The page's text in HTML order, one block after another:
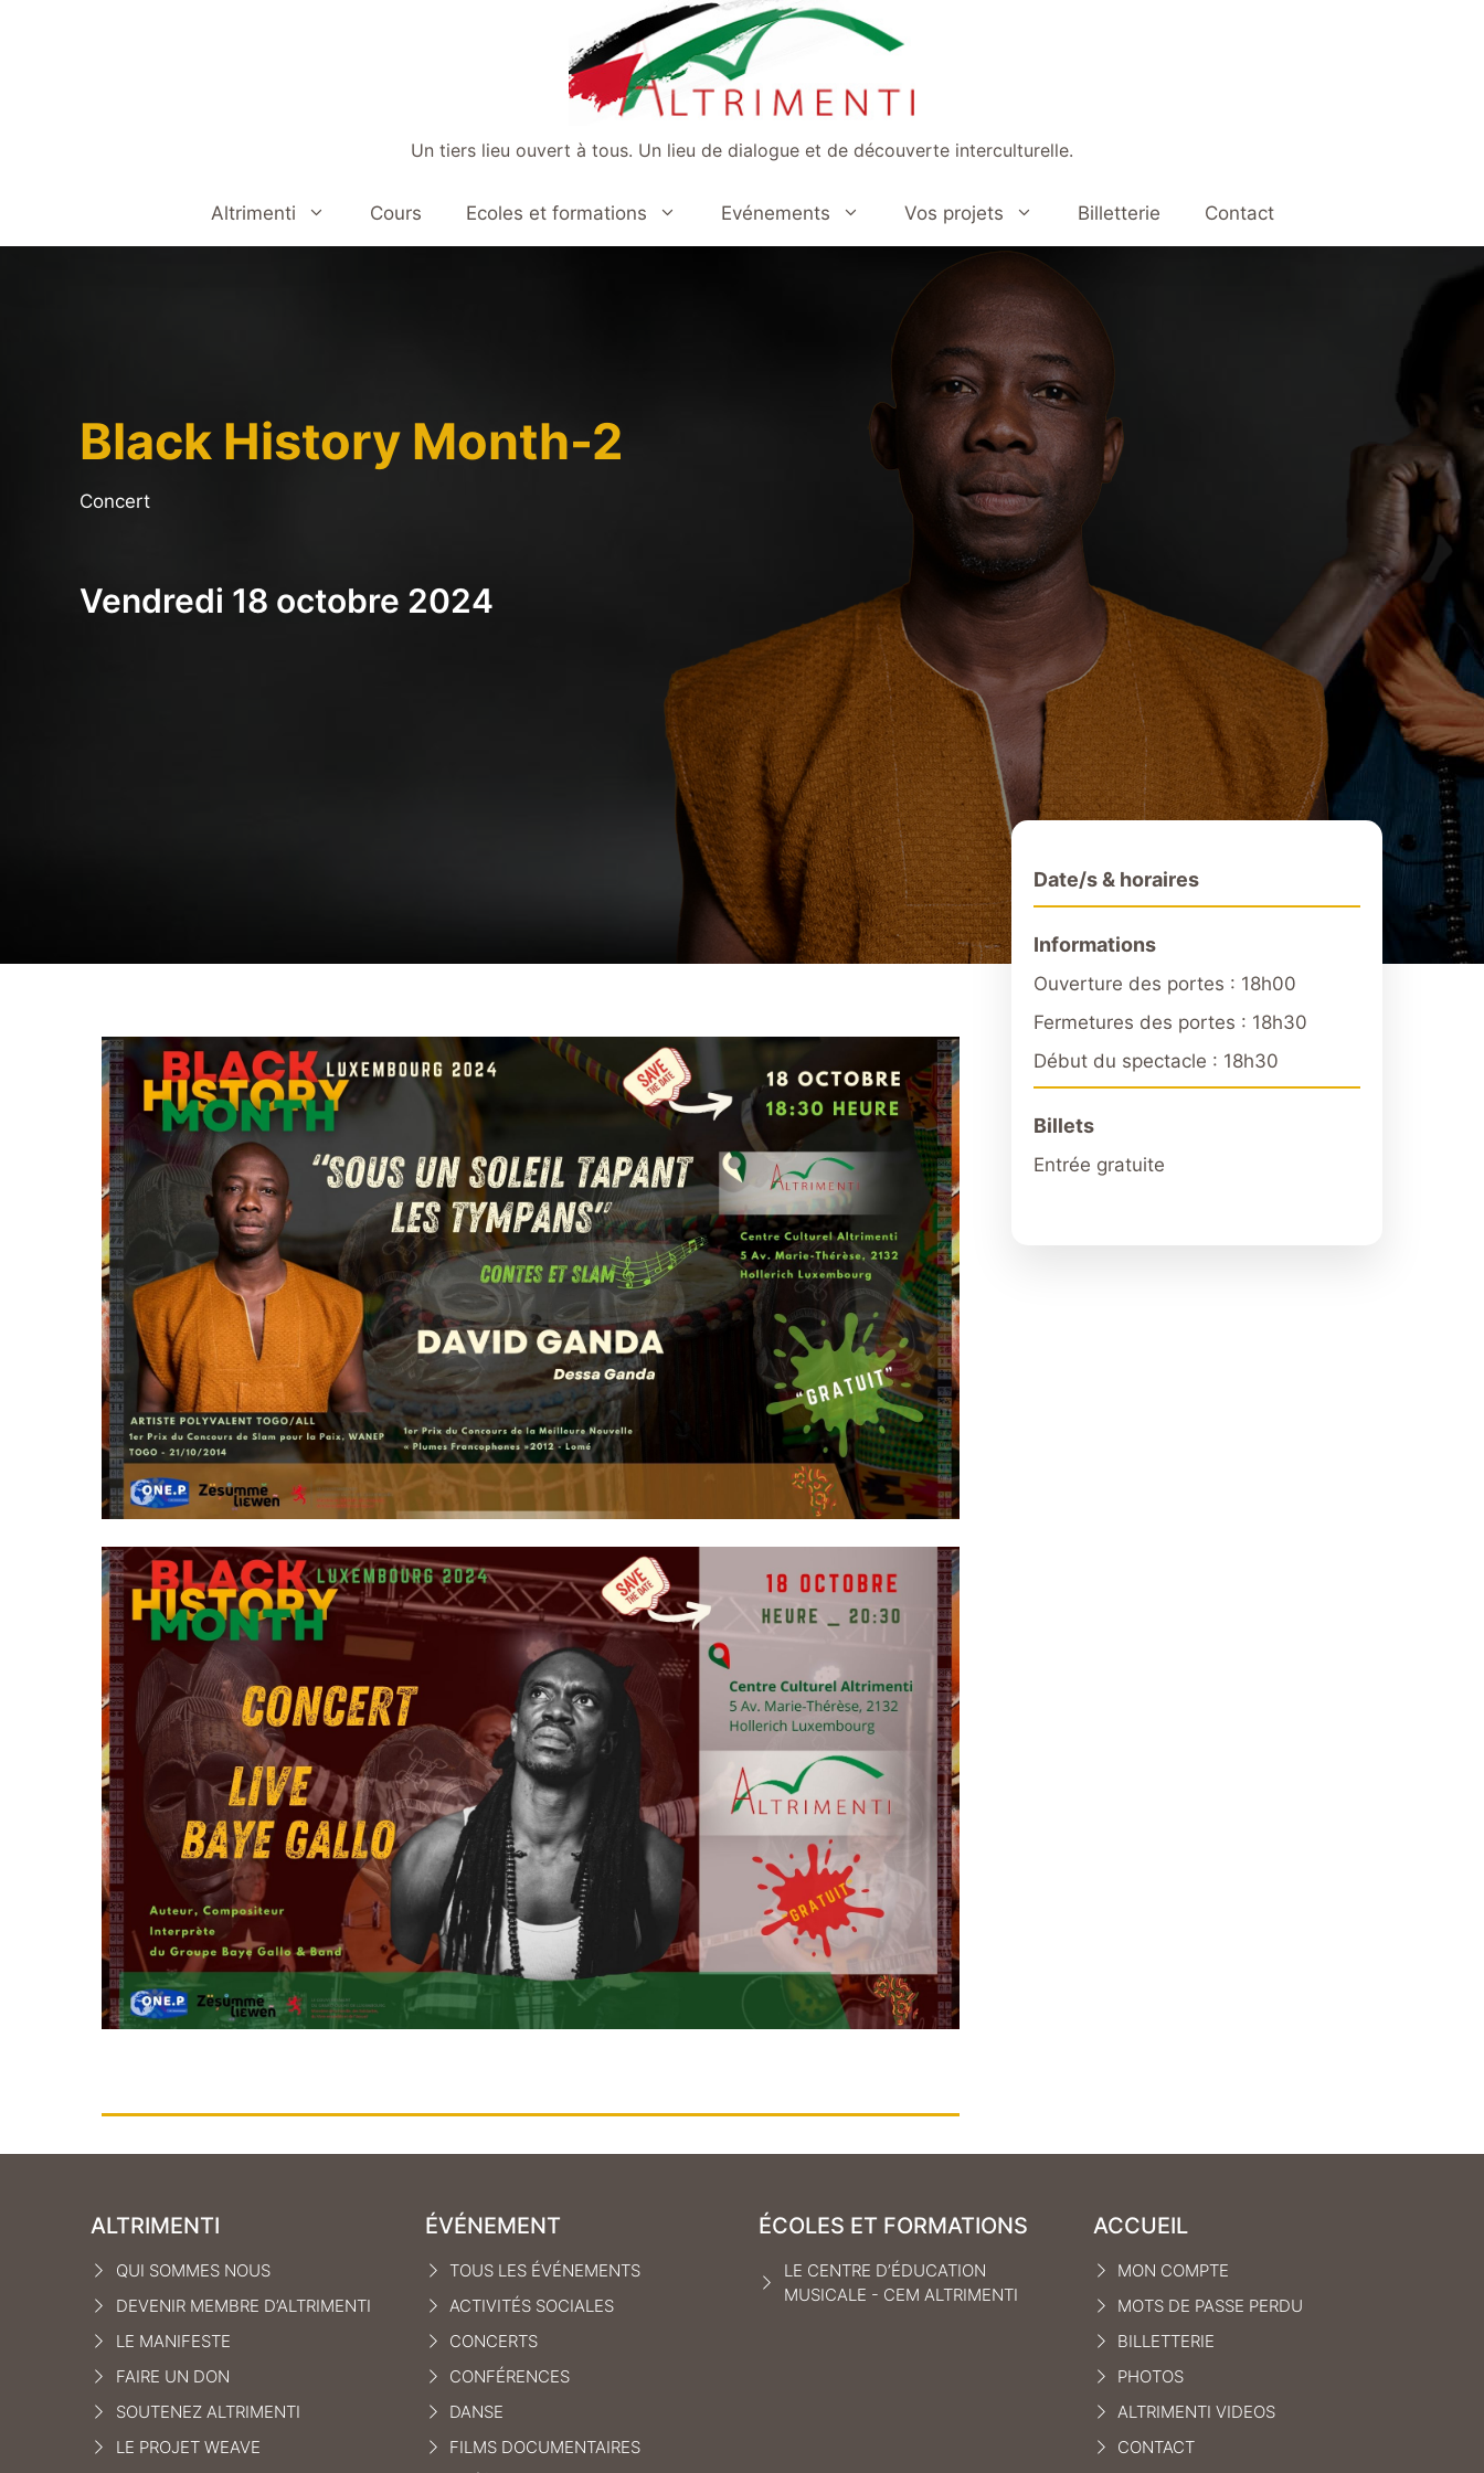
Un tiers lieu ouvert à tous. Un lieu de dialogue et de découverte interculturelle.
Altrimenti Cours Ecoles et formations Evénements Vos projets Billetterie Contact
Black History Month-2
Concert
Vendredi 18 octobre 2024
Date/s & horaires
Informations
Ouverture des portes : 18h00
Fermetures des portes : 18h30
Début du spectacle : 18h30
Billets
Entrée gratuite
ALTRIMENTI
QUI SOMMES NOUS
DEVENIR MEMBRE D’ALTRIMENTI
LE MANIFESTE
FAIRE UN DON
SOUTENEZ ALTRIMENTI
LE PROJET WEAVE
ÉVÉNEMENT
TOUS LES ÉVÉNEMENTS
ACTIVITÉS SOCIALES
CONCERTS
CONFÉRENCES
DANSE
FILMS DOCUMENTAIRES
ÉCOLES ET FORMATIONS
LE CENTRE D’ÉDUCATION
MUSICALE - CEM ALTRIMENTI
ACCUEIL
MON COMPTE
MOTS DE PASSE PERDU
BILLETTERIE
PHOTOS
ALTRIMENTI VIDEOS
CONTACT